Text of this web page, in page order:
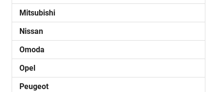
Mitsubishi
Nissan
Omoda
Opel
Peugeot